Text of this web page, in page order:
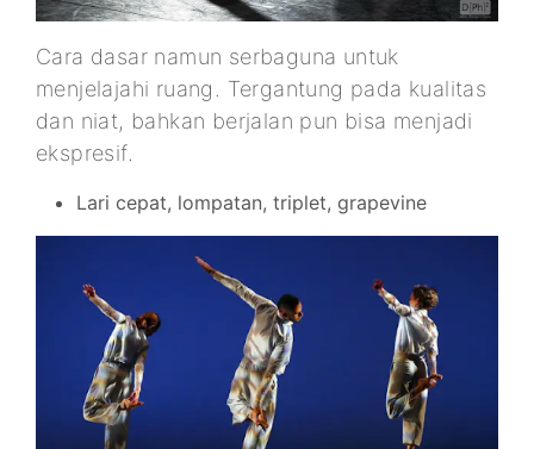
Cara dasar namun serbaguna untuk
menjelajahi ruang. Tergantung pada kualitas
dan niat, bahkan berjalan pun bisa menjadi
ekspresif.
Lari cepat, lompatan, triplet, grapevine